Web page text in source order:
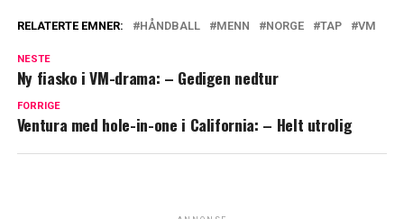
RELATERTE EMNER: HÅNDBALL MENN NORGE TAP VM
NESTE
Ny fiasko i VM-drama: – Gedigen nedtur
FORRIGE
Ventura med hole-in-one i California: – Helt utrolig